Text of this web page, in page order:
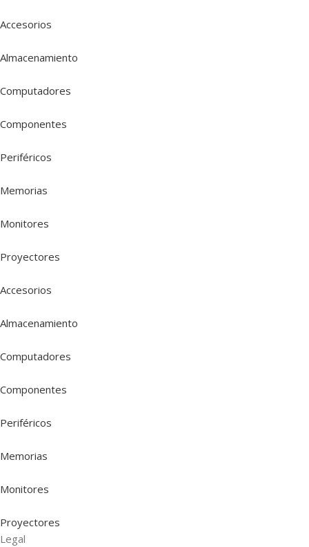
Accesorios
Almacenamiento
Computadores
Componentes
Periféricos
Memorias
Monitores
Proyectores
Accesorios
Almacenamiento
Computadores
Componentes
Periféricos
Memorias
Monitores
Proyectores
Legal